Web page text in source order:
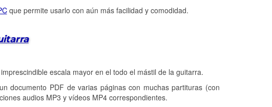
que permite usarlo con aún más facilidad y comodidad.
escala mayor en el todo el mástil de la guitarra.
documento PDF de varias páginas con muchas partituras (con
audios MP3 y vídeos MP4 correspondientes.